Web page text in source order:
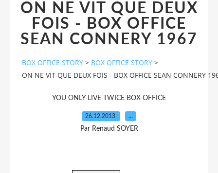
ON NE VIT QUE DEUX
FOIS - BOX OFFICE
SEAN CONNERY 1967
BOX OFFICE STORY > BOX OFFICE STORY >
ON NE VIT QUE DEUX FOIS - BOX OFFICE SEAN CONNERY
YOU ONLY LIVE TWICE BOX OFFICE
26.12.2013 …
Par Renaud SOYER